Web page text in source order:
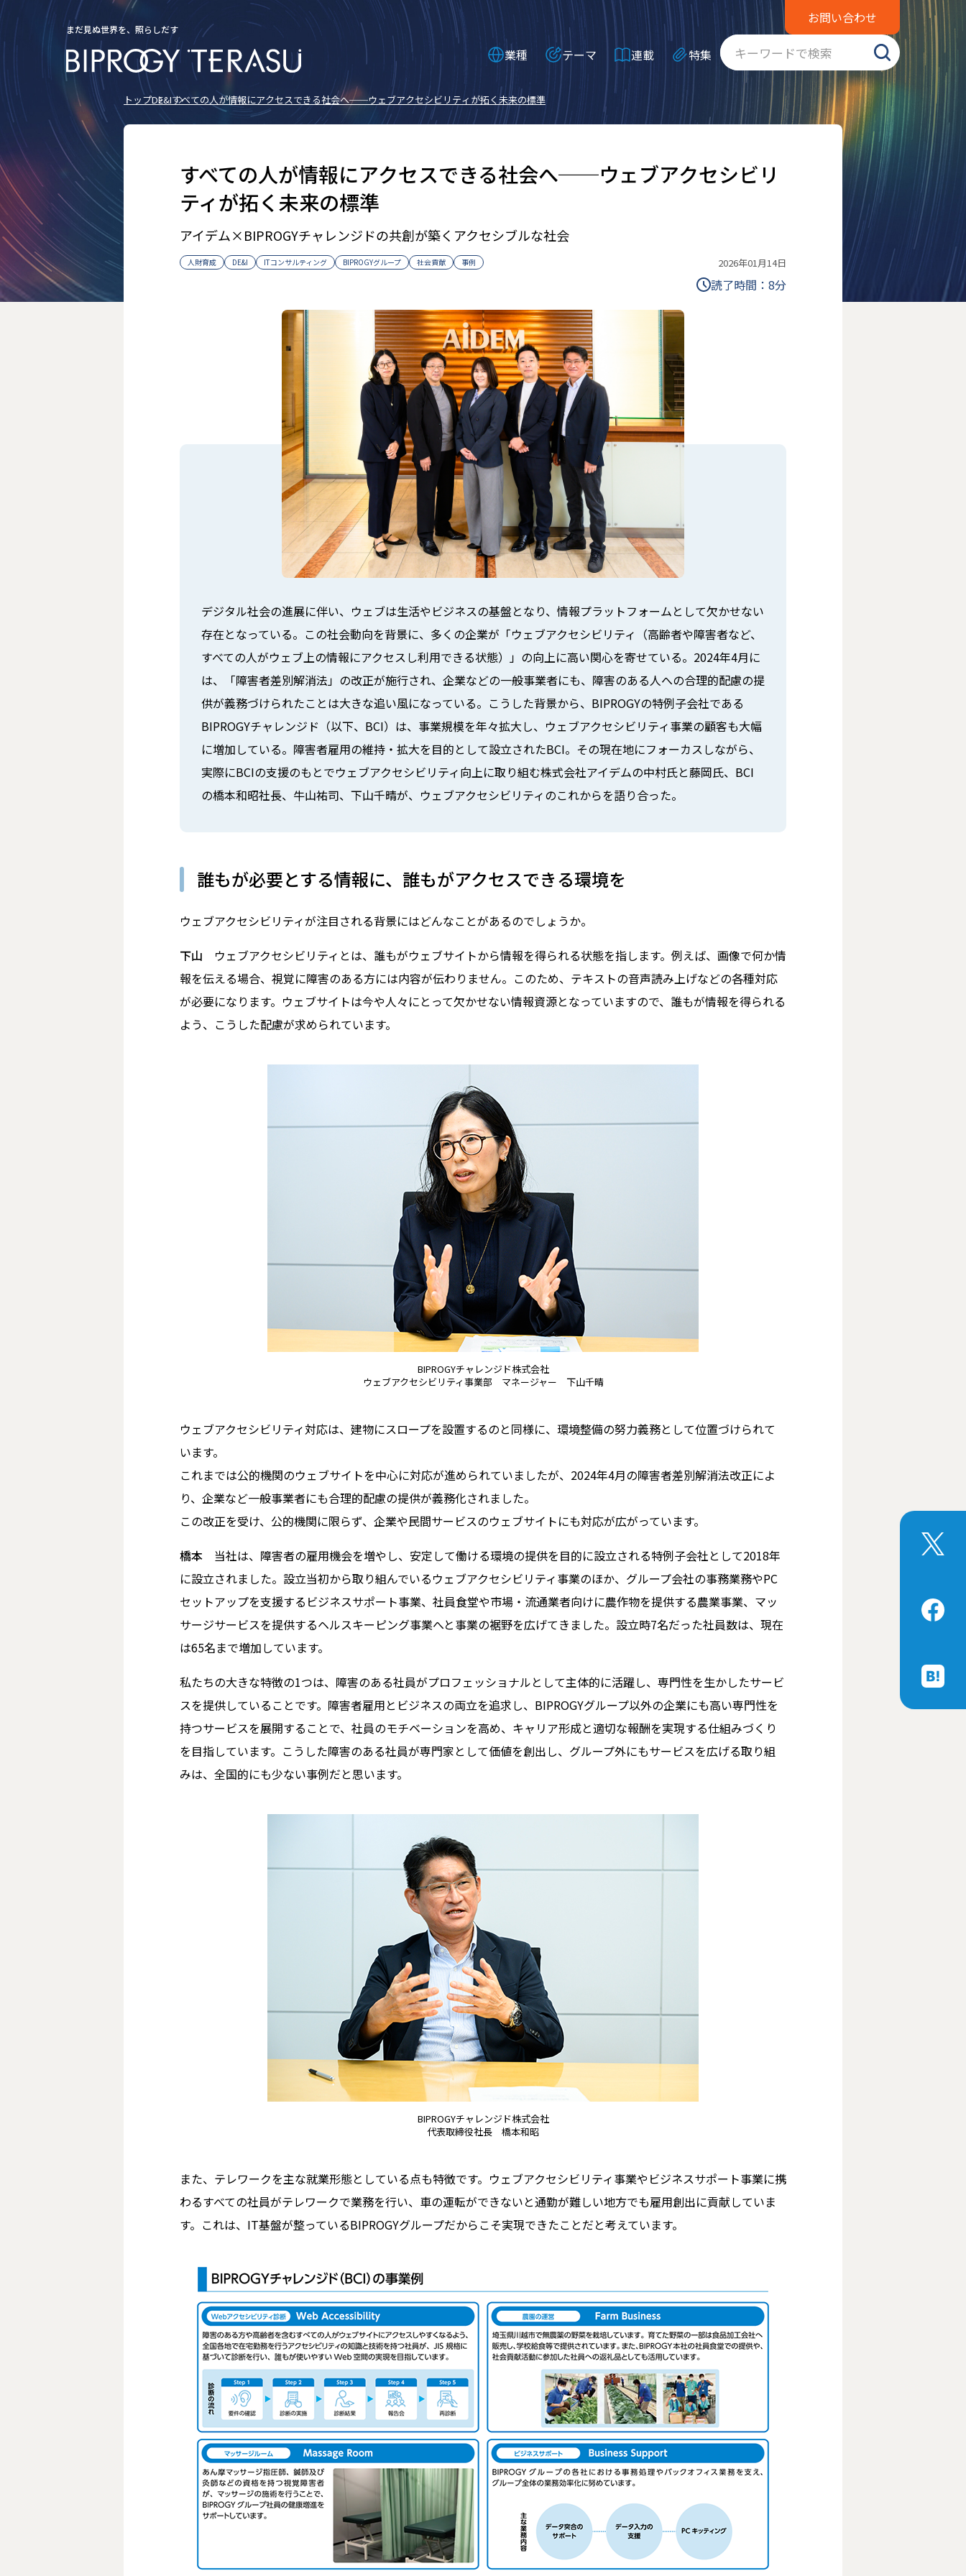
まだ見ぬ世界を、照らしだす
業種 テーマ 連載 特集
お問い合わせ
トップDE&Iすべての人が情報にアクセスできる社会へ──ウェブアクセシビリティが拓く未来の標準
すべての人が情報にアクセスできる社会へ──ウェブアクセシビリ
ティが拓く未来の標準
アイデム×BIPROGYチャレンジドの共創が築くアクセシブルな社会
人財育成 DE&I ITコンサルティング BIPROGYグループ 社会貢献 事例 2026年01月14日
読了時間： 8分
デジタル社会の進展に伴い、ウェブは生活やビジネスの基盤となり、情報プラットフォームとして欠かせない
存在となっている。この社会動向を背景に、多くの企業が「ウェブアクセシビリティ（高齢者や障害者など、
すべての人がウェブ上の情報にアクセスし利用できる状態）」の向上に高い関心を寄せている。2024年4月に
は、「障害者差別解消法」の改正が施行され、企業などの一般事業者にも、障害のある人への合理的配慮の提
供が義務づけられたことは大きな追い風になっている。こうした背景から、BIPROGYの特例子会社である
BIPROGYチャレンジド（以下、BCI）は、事業規模を年々拡大し、ウェブアクセシビリティ事業の顧客も大幅
に増加している。障害者雇用の維持・拡大を目的として設立されたBCI。その現在地にフォーカスしながら、
実際にBCIの支援のもとでウェブアクセシビリティ向上に取り組む株式会社アイデムの中村氏と藤岡氏、BCI
の橋本和昭社長、牛山祐司、下山千晴が、ウェブアクセシビリティのこれからを語り合った。
誰もが必要とする情報に、誰もがアクセスできる環境を
――ウェブアクセシビリティが注目される背景にはどんなことがあるのでしょうか。
下山
ウェブアクセシビリティとは、誰もがウェブサイトから情報を得られる状態を指します。例えば、画像で何か情
報を伝える場合、視覚に障害のある方には内容が伝わりません。このため、テキストの音声読み上げなどの各種対応
が必要になります。ウェブサイトは今や人々にとって欠かせない情報資源となっていますので、誰もが情報を得られる
よう、こうした配慮が求められています。
BIPROGYチャレンジド株式会社
ウェブアクセシビリティ事業部 マネージャー 下山千晴
ウェブアクセシビリティ対応は、建物にスロープを設置するのと同様に、環境整備の努力義務として位置づけられて
います。
これまでは公的機関のウェブサイトを中心に対応が進められていましたが、2024年4月の障害者差別解消法改正によ
り、企業など一般事業者にも合理的配慮の提供が義務化されました。
この改正を受け、公的機関に限らず、企業や民間サービスのウェブサイトにも対応が広がっています。
橋本
当社は、障害者の雇用機会を増やし、安定して働ける環境の提供を目的に設立される特例子会社として2018年
に設立されました。設立当初から取り組んでいるウェブアクセシビリティ事業のほか、グループ会社の事務業務やPC
セットアップを支援するビジネスサポート事業、社員食堂や市場・流通業者向けに農作物を提供する農業事業、マッ
サージサービスを提供するヘルスキーピング事業へと事業の裾野を広げてきました。設立時7名だった社員数は、現在
は65名まで増加しています。
私たちの大きな特徴の1つは、障害のある社員がプロフェッショナルとして主体的に活躍し、専門性を生かしたサービ
スを提供していることです。障害者雇用とビジネスの両立を追求し、BIPROGYグループ以外の企業にも高い専門性を
持つサービスを展開することで、社員のモチベーションを高め、キャリア形成と適切な報酬を実現する仕組みづくり
を目指しています。こうした障害のある社員が専門家として価値を創出し、グループ外にもサービスを広げる取り組
みは、全国的にも少ない事例だと思います。
BIPROGYチャレンジド株式会社
代表取締役社長 橋本和昭
また、テレワークを主な就業形態としている点も特徴です。ウェブアクセシビリティ事業やビジネスサポート事業に携
わるすべての社員がテレワークで業務を行い、車の運転ができないと通勤が難しい地方でも雇用創出に貢献していま
す。これは、IT基盤が整っているBIPROGYグループだからこそ実現できたことだと考えています。